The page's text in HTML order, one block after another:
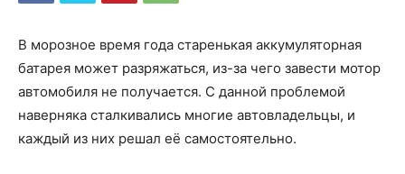
В морозное время года старенькая аккумуляторная
батарея может разряжаться, из-за чего завести мотор
автомобиля не получается. С данной проблемой
наверняка сталкивались многие автовладельцы, и
каждый из них решал её самостоятельно.